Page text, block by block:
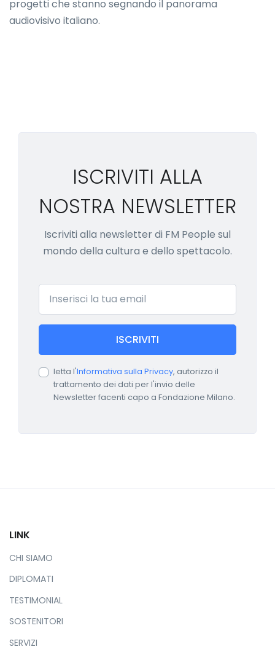
progetti che stanno segnando il panorama
audiovisivo italiano.
ISCRIVITI ALLA
NOSTRA NEWSLETTER
Iscriviti alla newsletter di FM People sul
mondo della cultura e dello spettacolo.
Email
ISCRIVITI
letta l'Informativa sulla Privacy, autorizzo il
trattamento dei dati per l'invio delle
Newsletter facenti capo a Fondazione Milano.
LINK
CHI SIAMO
DIPLOMATI
TESTIMONIAL
SOSTENITORI
SERVIZI